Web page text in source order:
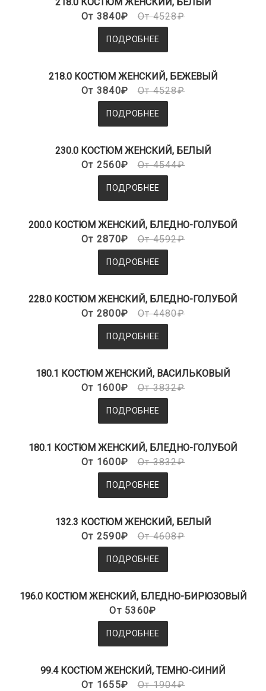
От 3840₽
От 4528₽
ПОДРОБНЕЕ
218.0 КОСТЮМ ЖЕНСКИЙ, БЕЖЕВЫЙ
От 3840₽
От 4528₽
ПОДРОБНЕЕ
230.0 КОСТЮМ ЖЕНСКИЙ, БЕЛЫЙ
От 2560₽
От 4544₽
ПОДРОБНЕЕ
200.0 КОСТЮМ ЖЕНСКИЙ, БЛЕДНО-ГОЛУБОЙ
От 2870₽
От 4592₽
ПОДРОБНЕЕ
228.0 КОСТЮМ ЖЕНСКИЙ, БЛЕДНО-ГОЛУБОЙ
От 2800₽
От 4480₽
ПОДРОБНЕЕ
180.1 КОСТЮМ ЖЕНСКИЙ, ВАСИЛЬКОВЫЙ
От 1600₽
От 3832₽
ПОДРОБНЕЕ
180.1 КОСТЮМ ЖЕНСКИЙ, БЛЕДНО-ГОЛУБОЙ
От 1600₽
От 3832₽
ПОДРОБНЕЕ
132.3 КОСТЮМ ЖЕНСКИЙ, БЕЛЫЙ
От 2590₽
От 4608₽
ПОДРОБНЕЕ
196.0 КОСТЮМ ЖЕНСКИЙ, БЛЕДНО-БИРЮЗОВЫЙ
От 5360₽
ПОДРОБНЕЕ
99.4 КОСТЮМ ЖЕНСКИЙ, ТЕМНО-СИНИЙ
От 1655₽
От 1904₽